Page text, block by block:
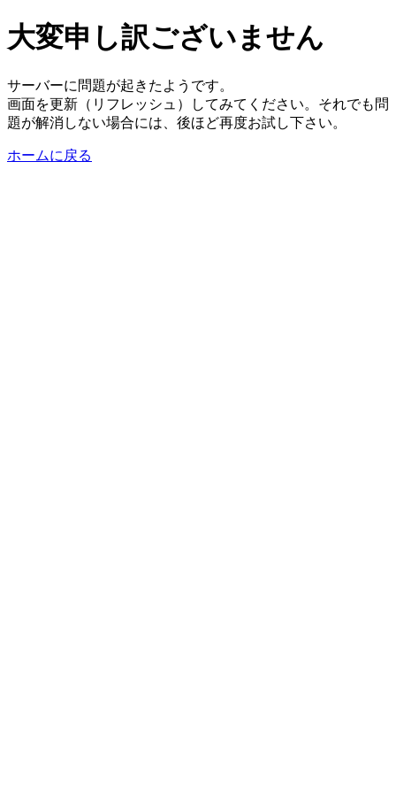
大変申し訳ございません
サーバーに問題が起きたようです。
画面を更新（リフレッシュ）してみてください。それでも問
題が解消しない場合には、後ほど再度お試し下さい。
ホームに戻る